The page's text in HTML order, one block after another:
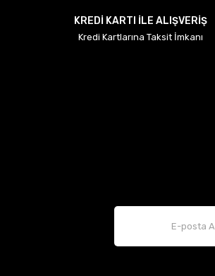
KREDİ KARTI İLE ALIŞVERİŞ
Kredi Kartlarına Taksit İmkanı